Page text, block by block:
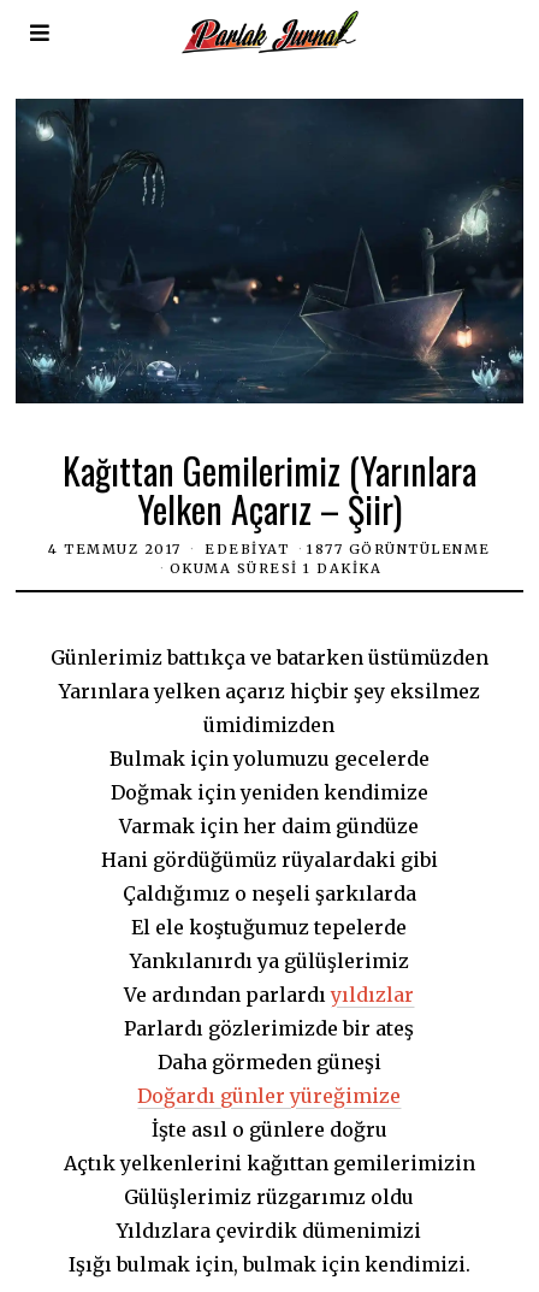
Kağıttan Gemilerimiz (Yarınlara
Yelken Açarız – Şiir)
4 TEMMUZ 2017 EDEBIYAT
1877 GÖRÜNTÜLENME
OKUMA SÜRESI 1 DAKIKA
Günlerimiz battıkça ve batarken üstümüzden
Yarınlara yelken açarız hiçbir şey eksilmez
ümidimizden
Bulmak için yolumuzu gecelerde
Doğmak için yeniden kendimize
Varmak için her daim gündüze
Hani gördüğümüz rüyalardaki gibi
Çaldığımız o neşeli şarkılarda
El ele koştuğumuz tepelerde
Yankılanırdı ya gülüşlerimiz
Ve ardından parlardıyıldızlar
Parlardı gözlerimizde bir ateş
Daha görmeden güneşi
Doğardı günler yüreğimize
İşte asıl o günlere doğru
Açtık yelkenlerini kağıttan gemilerimizin
Gülüşlerimiz rüzgarımız oldu
Yıldızlara çevirdik dümenimizi
Işığı bulmak için, bulmak için kendimizi.